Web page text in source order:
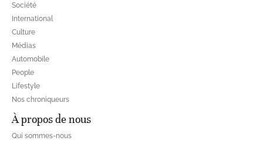
Société
International
Culture
Médias
Automobile
People
Lifestyle
Nos chroniqueurs
À propos de nous
Qui sommes-nous